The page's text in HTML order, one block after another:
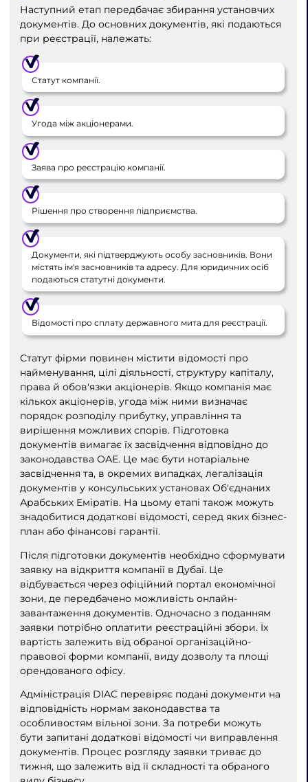
Наступний етап передбачає збирання установчих
документів. До основних документів, які подаються
при реєстрації, належать:
Статут компанії.
Угода між акціонерами.
Заява про реєстрацію компанії.
Рішення про створення підприємства.
Документи, які підтверджують особу засновників. Вони
містять ім'я засновників та адресу. Для юридичних осіб
подаються статутні документи.
Відомості про сплату державного мита для реєстрації.
Статут фірми повинен містити відомості про
найменування, цілі діяльності, структуру капіталу,
права й обов'язки акціонерів. Якщо компанія має
кількох акціонерів, угода між ними визначає
порядок розподілу прибутку, управління та
вирішення можливих спорів. Підготовка
документів вимагає їх засвідчення відповідно до
законодавства ОАЕ. Це має бути нотаріальне
засвідчення та, в окремих випадках, легалізація
документів у консульських установах Об'єднаних
Арабських Еміратів. На цьому етапі також можуть
знадобитися додаткові відомості, серед яких бізнес-
план або фінансові гарантії.
Після підготовки документів необхідно сформувати
заявку на відкриття компанії в Дубаї. Це
відбувається через офіційний портал економічної
зони, де передбачено можливість онлайн-
завантаження документів. Одночасно з поданням
заявки потрібно оплатити реєстраційні збори. Їх
вартість залежить від обраної організаційно-
правової форми компанії, виду дозволу та площі
орендованого офісу.
Адміністрація DIAC перевіряє подані документи на
відповідність нормам законодавства та
особливостям вільної зони. За потреби можуть
бути запитані додаткові відомості чи виправлення
документів. Процес розгляду заявки триває до
тижня, що залежить від її складності та обраного